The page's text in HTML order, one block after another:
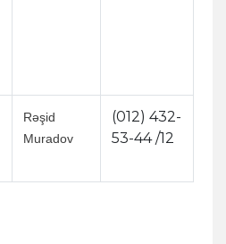
Rəşid
Muradov
(012) 432-
53-44 /12